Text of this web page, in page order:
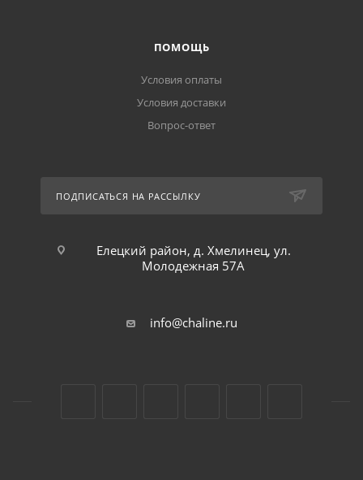
ПОМОЩЬ
Условия оплаты
Условия доставки
Вопрос-ответ
ПОДПИСАТЬСЯ НА РАССЫЛКУ
Елецкий район, д. Хмелинец, ул.
Молодежная 57А
info@chaline.ru